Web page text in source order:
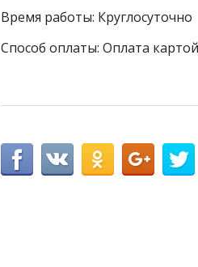
Время работы: Круглосуточно
Способ оплаты: Оплата